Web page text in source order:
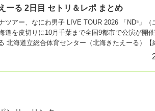
ーる 2日目 セトリ＆レポ まとめ
ツアー、なにわ男子 LIVE TOUR 2026 「ND⁵」（
道を皮切りに10月千葉まで全国9都市で公演が開催
北海道立総合体育センター（北海きたえーる）【